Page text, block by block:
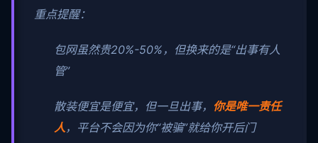
重点提醒：
包网虽然贵20%-50%，但换来的是“出事有人
管”
散装便宜是便宜，但一旦出事， 你是唯一责任
人，平台不会因为你“被骗”就给你开后门